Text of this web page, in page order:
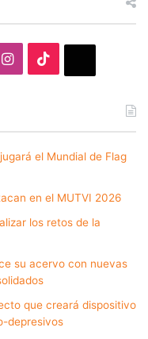
Instagram
el Mundial de Flag
en el MUTVI 2026
los retos de la
su acervo con nuevas
que creará dispositivo
depresivos